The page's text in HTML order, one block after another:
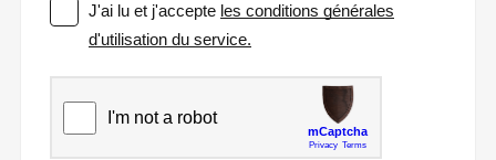
J'ai lu et j'accepte les conditions générales
d'utilisation du service.